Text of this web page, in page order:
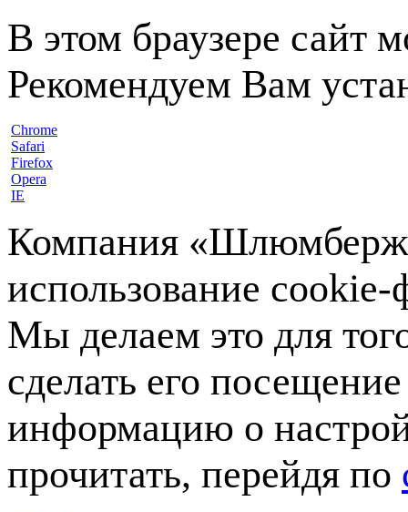
В этом браузере сайт
Рекомендуем Вам
Chrome
Safari
Firefox
Opera
IE
Компания
использование
Мы делаем это для
сделать его
информацию о
прочитать, перейдя по